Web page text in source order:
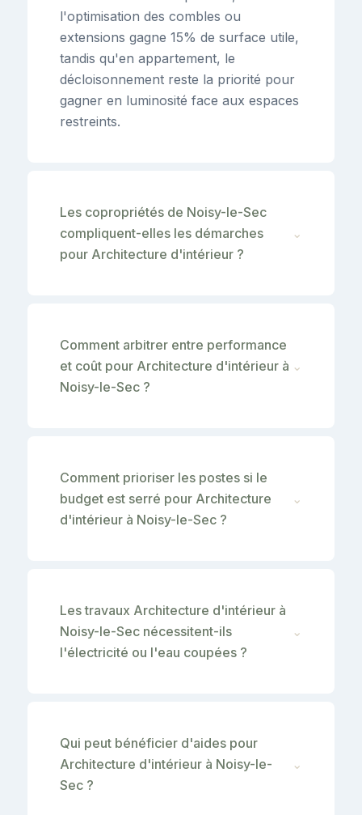
l'optimisation des combles ou
extensions gagne 15% de surface utile,
tandis qu'en appartement, le
décloisonnement reste la priorité pour
gagner en luminosité face aux espaces
restreints.
Les copropriétés de Noisy-le-Sec
compliquent-elles les démarches
pour Architecture d'intérieur ?
⌄
Comment arbitrer entre performance
et coût pour Architecture d'intérieur à
Noisy-le-Sec ?
⌄
Comment prioriser les postes si le
budget est serré pour Architecture
d'intérieur à Noisy-le-Sec ?
⌄
Les travaux Architecture d'intérieur à
Noisy-le-Sec nécessitent-ils
l'électricité ou l'eau coupées ?
⌄
Qui peut bénéficier d'aides pour
Architecture d'intérieur à Noisy-le-
Sec ?
⌄